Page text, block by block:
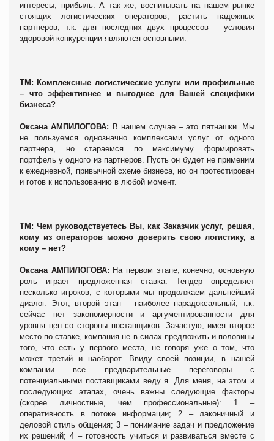
интересы, прибыль. А так же, воспитывать на нашем рынке
стоящих логистических операторов, растить надежных
партнеров, т.к. для последних двух процессов – условия
здоровой конкуренции являются основными.
ТМ: Комплексные логистические услуги или профильные
– что эффективнее и выгоднее для Вашей специфики
бизнеса?
Оксана АМПИЛОГОВА: В нашем случае – это пятнашки. Мы
не пользуемся однозначно комплексами услуг от одного
партнера, но стараемся по максимуму формировать
портфель у одного из партнеров. Пусть он будет не применим
к ежедневной, привычной схеме бизнеса, но он протестирован
и готов к использованию в любой момент.
ТМ: Чем руководствуетесь Вы, как Заказчик услуг, решая,
кому из операторов можно доверить свою логистику, а
кому – нет?
Оксана АМПИЛОГОВА: На первом этапе, конечно, основную
роль играет предложенная ставка. Тендер определяет
несколько игроков, с которыми мы продолжаем дальнейший
диалог. Этот, второй этап – наиболее парадоксальный, т.к.
сейчас нет закономерности и аргументированности для
уровня цен со стороны поставщиков. Зачастую, имея второе
место по ставке, компания не в силах предложить и половины
того, что есть у первого места, не говоря уже о том, что
может третий и наоборот. Ввиду своей позиции, в нашей
компании все предварительные переговоры с
потенциальными поставщиками веду я. Для меня, на этом и
последующих этапах, очень важны следующие факторы
(скорее личностные, чем профессиональные): 1 –
оперативность в потоке информации; 2 – лаконичный и
деловой стиль общения; 3 – понимание задач и предложение
их решений; 4 – готовность учиться и развиваться вместе с